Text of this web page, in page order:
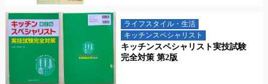
ライフスタイル・生活
キッチンスペシャリスト
キッチンスペシャリスト実技試験
完全対策 第2版